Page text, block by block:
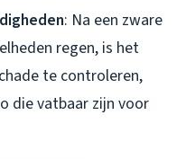
: Na een zware
regen, is het
te controleren,
die vatbaar zijn voor